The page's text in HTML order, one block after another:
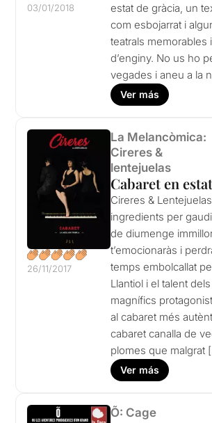
03/01/2018
estat de gràcia, un
com esbojarrat i
teatrals memorables
d’enginy. No us ho
vegades i aneu a la
Ver más
26/11/2017
La Melancòmica:
Cireres &
lentejuelas
Cabaret en
Cireres &
ingredients per
de diumenge
t’emocionaràs i
temps embolcallat
Llantiol i el talent
magnífics
al cabaret més
cabaret canalla de
plomes que malgrat
Ver más
Õ: Cage